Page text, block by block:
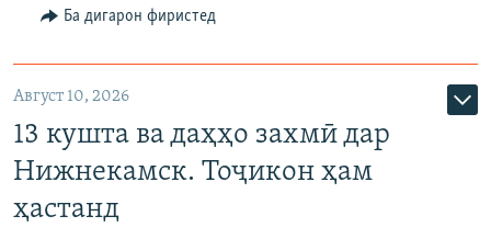
Ба дигарон фиристед
Август 10, 2026
13 кушта ва даҳҳо захмӣ дар
Нижнекамск. Тоҷикон ҳам
ҳастанд